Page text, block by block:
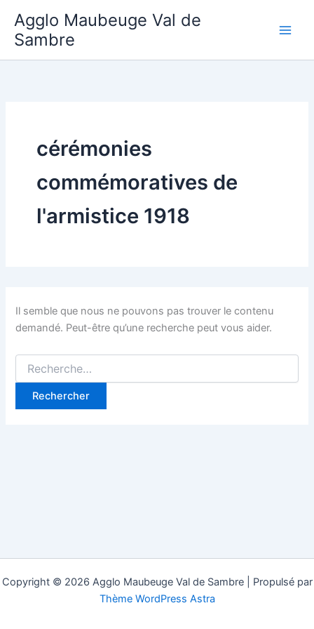
contenu
Agglo Maubeuge Val de
Sambre
cérémonies
commémoratives de
l'armistice 1918
Il semble que nous ne pouvons pas trouver le contenu
demandé. Peut-être qu’une recherche peut vous aider.
Rechercher :
Copyright © 2026 Agglo Maubeuge Val de Sambre | Propulsé par
Thème WordPress Astra